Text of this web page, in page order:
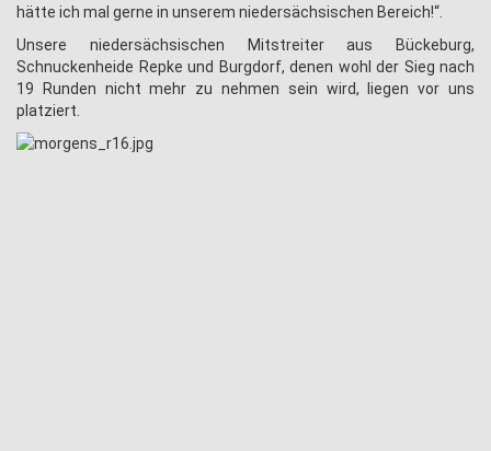
hätte ich mal gerne in unserem niedersächsischen Bereich!“.
Unsere niedersächsischen Mitstreiter aus Bückeburg,
Schnuckenheide Repke und Burgdorf, denen wohl der Sieg nach
19 Runden nicht mehr zu nehmen sein wird, liegen vor uns
platziert.